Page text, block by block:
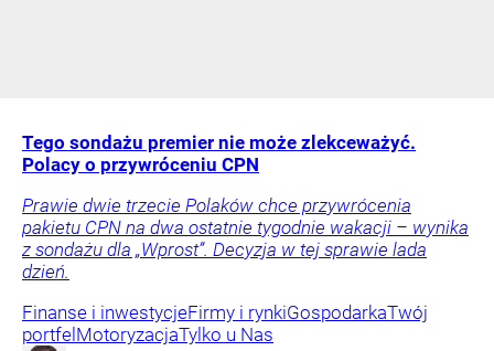
Tego sondażu premier nie może zlekceważyć.
Polacy o przywróceniu CPN
Prawie dwie trzecie Polaków chce przywrócenia
pakietu CPN na dwa ostatnie tygodnie wakacji – wynika
z sondażu dla „Wprost”. Decyzja w tej sprawie lada
dzień.
Finanse i inwestycjeFirmy i rynkiGospodarkaTwój
portfel MotoryzacjaTylko u Nas